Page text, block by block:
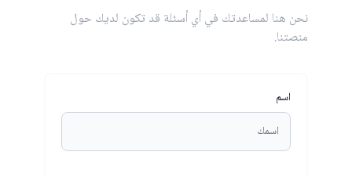
نحن هنا لمساعدتك في أي أسئلة قد تكون لديك حول
منصتنا.
اسم